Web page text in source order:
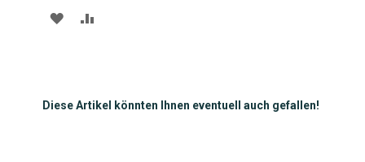
ZUR
Diese Artikel könnten Ihnen eventuell auch gefallen!